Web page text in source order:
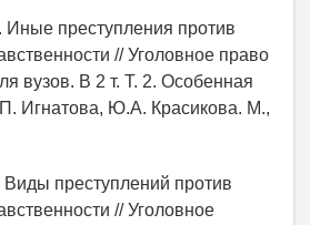
преступления против
// Уголовное право
вузов. В 2 т. Т. 2. Особенная
Игнатова, Ю.А. Красикова. М.,
преступлений против
// Уголовное